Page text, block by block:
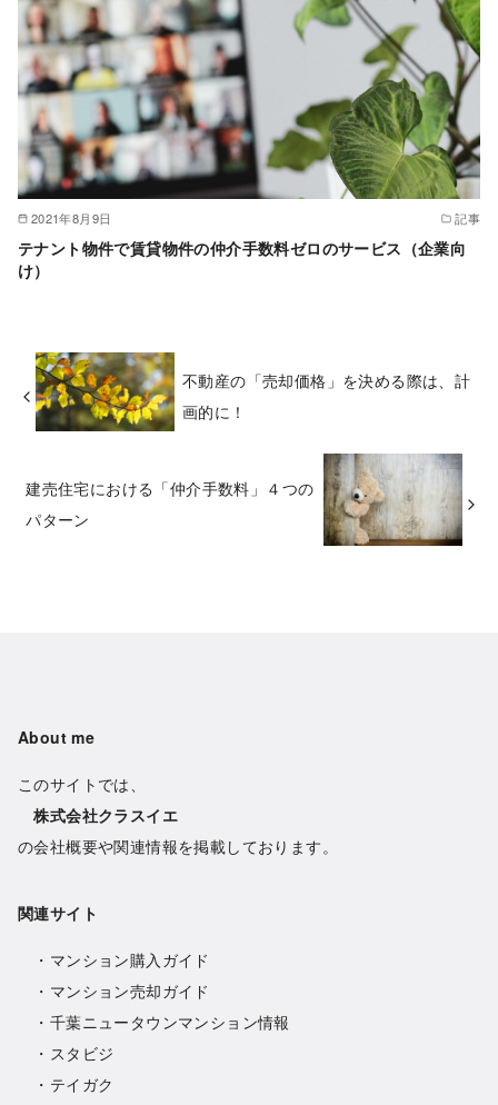
2021年8月9日 記事
テナント物件で賃貸物件の仲介手数料ゼロのサービス（企業向
け）
不動産の「売却価格」を決める際は、計
画的に！
建売住宅における「仲介手数料」４つの
パターン
About me
このサイトでは、
株式会社クラスイエ
の会社概要や関連情報を掲載しております。
関連サイト
・ マンション購入ガイド
・ マンション売却ガイド
・ 千葉ニュータウンマンション情報
・ スタビジ
・ テイガク